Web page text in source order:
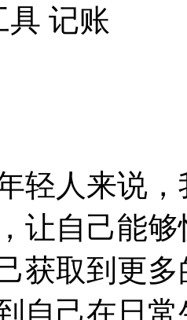
具 记账
轻人来说
让自己能
获取到更
自己在日